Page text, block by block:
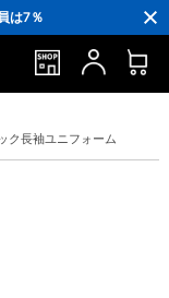
は7％
」プレゼント！
レゼント！
ク長袖ユニフォーム